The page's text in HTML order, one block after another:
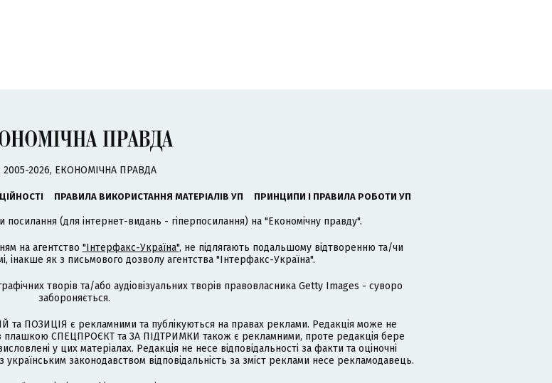
2026, ЕКОНОМІЧНА ПРАВДА
ПРАВИЛА ВИКОРИСТАННЯ МАТЕРІАЛІВ УП ПРИНЦИПИ І ПРАВИЛА РОБОТИ УП
посилання (для інтернет-видань - гіперпосилання) на "Економічну правду".
на агентство "Інтерфакс-Україна", не підлягають подальшому відтворенню та/чи
як з письмового дозволу агентства "Інтерфакс-Україна".
творів та/або аудіовізуальних творів правовласника Getty Images - суворо
забороняється.
ПОЗИЦІЯ є рекламними та публікуються на правах реклами. Редакція може не
з плашкою СПЕЦПРОЄКТ та ЗА ПІДТРИМКИ також є рекламними, проте редакція бере
у цих матеріалах. Редакція не несе відповідальності за факти та оціночні
законодавством відповідальність за зміст реклами несе рекламодавець.